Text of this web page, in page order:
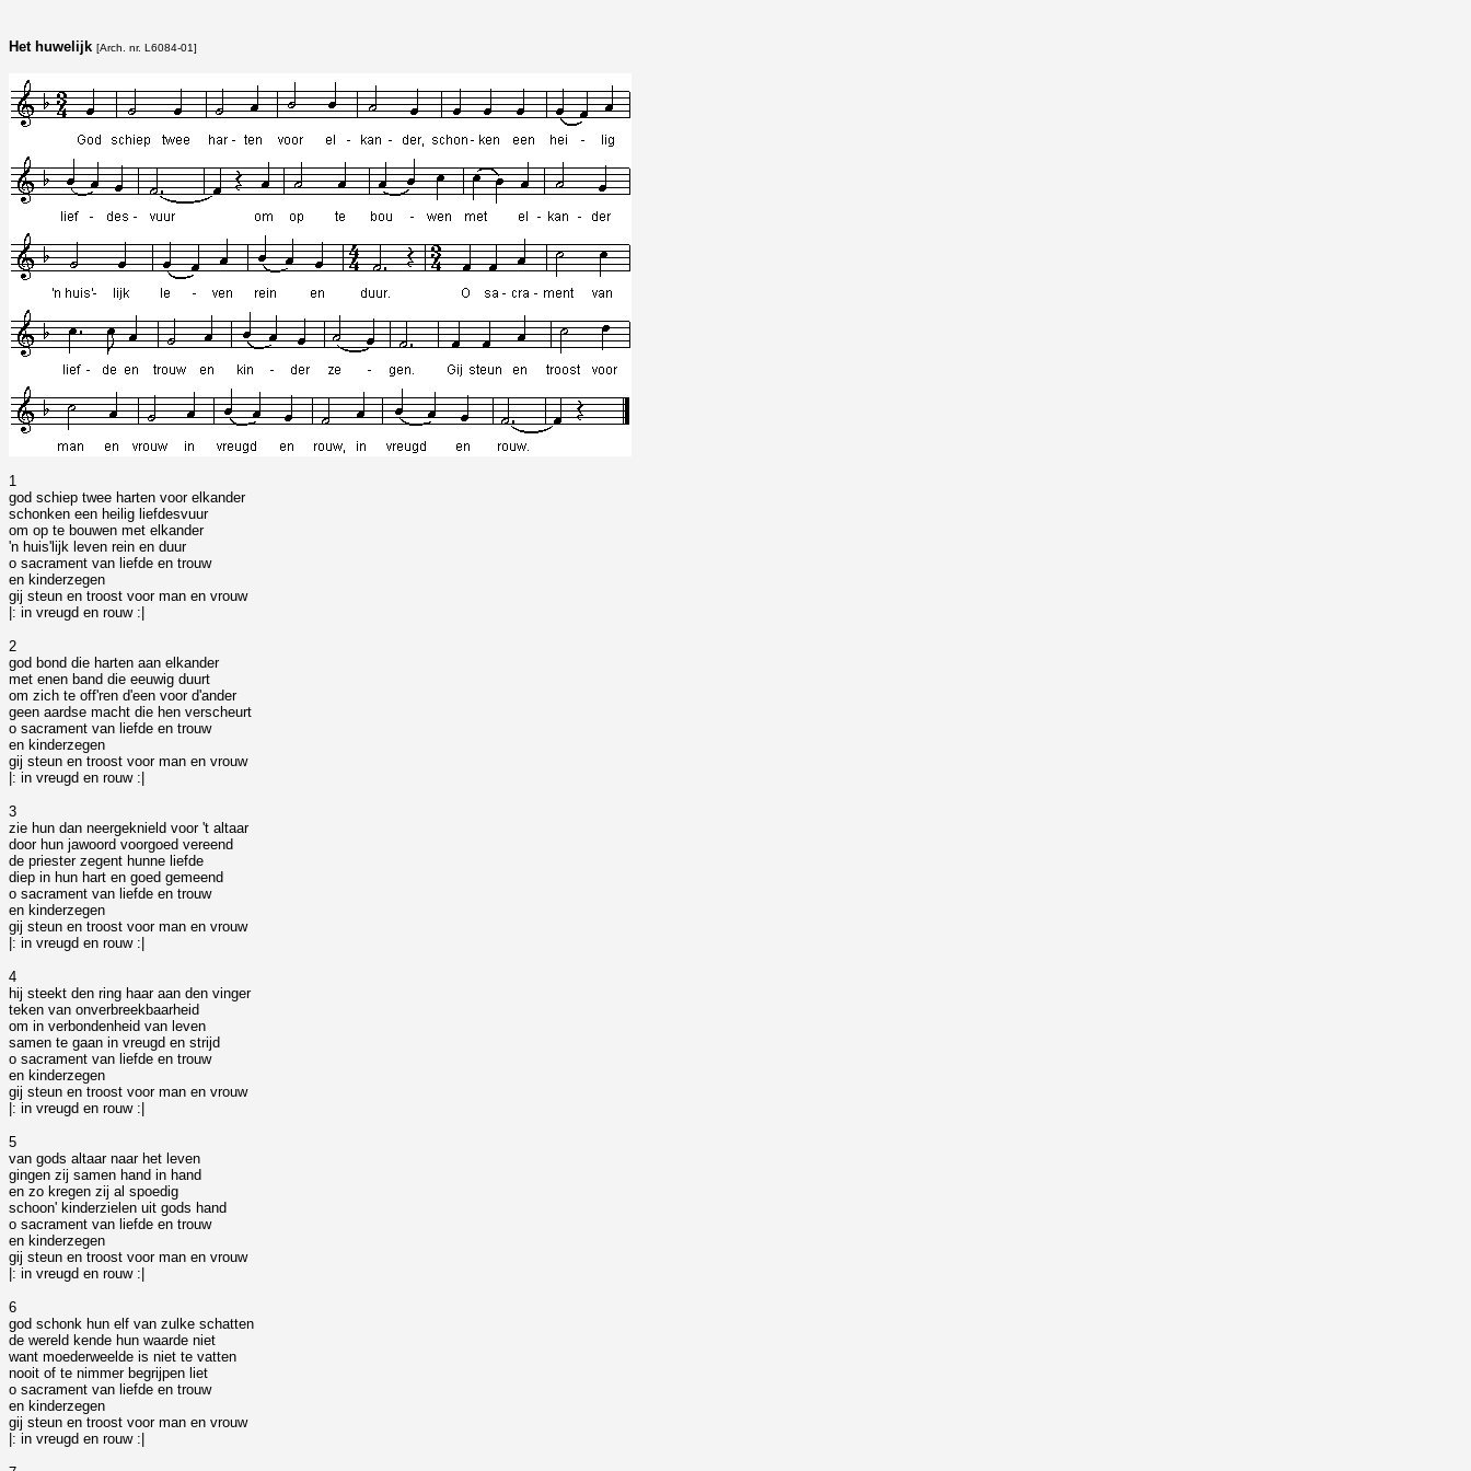
Het huwelijk [Arch. nr. L6084-01]
1
god schiep twee harten voor elkander
schonken een heilig liefdesvuur
om op te bouwen met elkander
'n huis'lijk leven rein en duur
o sacrament van liefde en trouw
en kinderzegen
gij steun en troost voor man en vrouw
|: in vreugd en rouw :|
2
god bond die harten aan elkander
met enen band die eeuwig duurt
om zich te off'ren d'een voor d'ander
geen aardse macht die hen verscheurt
o sacrament van liefde en trouw
en kinderzegen
gij steun en troost voor man en vrouw
|: in vreugd en rouw :|
3
zie hun dan neergeknield voor 't altaar
door hun jawoord voorgoed vereend
de priester zegent hunne liefde
diep in hun hart en goed gemeend
o sacrament van liefde en trouw
en kinderzegen
gij steun en troost voor man en vrouw
|: in vreugd en rouw :|
4
hij steekt den ring haar aan den vinger
teken van onverbreekbaarheid
om in verbondenheid van leven
samen te gaan in vreugd en strijd
o sacrament van liefde en trouw
en kinderzegen
gij steun en troost voor man en vrouw
|: in vreugd en rouw :|
5
van gods altaar naar het leven
gingen zij samen hand in hand
en zo kregen zij al spoedig
schoon' kinderzielen uit gods hand
o sacrament van liefde en trouw
en kinderzegen
gij steun en troost voor man en vrouw
|: in vreugd en rouw :|
6
god schonk hun elf van zulke schatten
de wereld kende hun waarde niet
want moederweelde is niet te vatten
nooit of te nimmer begrijpen liet
o sacrament van liefde en trouw
en kinderzegen
gij steun en troost voor man en vrouw
|: in vreugd en rouw :|